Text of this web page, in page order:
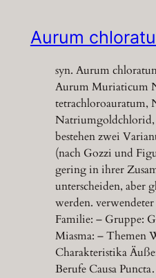
Aurum
syn. Aurum
Aurum Muriaticum
tetrachloroauratum,
Natriumgoldchlorid,
bestehen zwei
(nach Gozzi und
gering in ihrer
unterscheiden, aber
werden.
Familie: – Gruppe:
Miasma: – Themen
Charakteristika
Berufe Causa